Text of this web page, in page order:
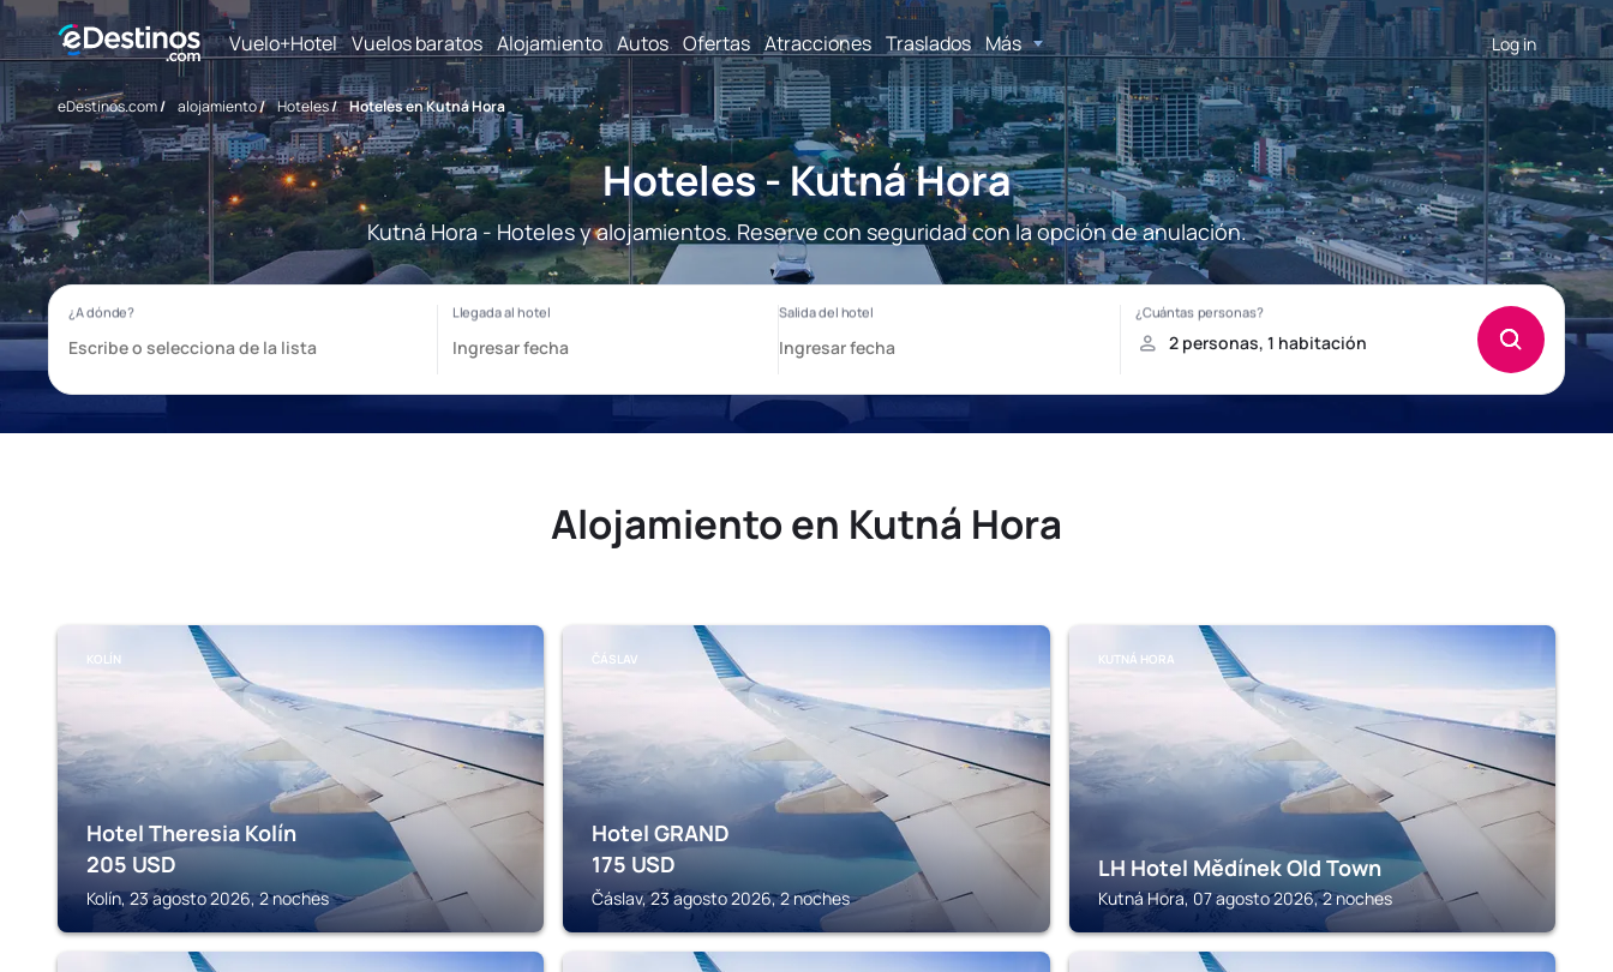
Vuelo+Hotel Vuelos baratos Alojamiento Autos Ofertas Atracciones Traslados Más Log in
eDestinos.com/ alojamiento/ Hoteles/ Hoteles en Kutná Hora
Hoteles - Kutná Hora
Kutná Hora - Hoteles y alojamientos. Reserve con seguridad con la opción de anulación.
Alojamiento en Kutná Hora
KOLÍN
Hotel Theresia Kolín
205 USD
Kolín, 23 agosto 2026, 2 noches
ČÁSLAV
Hotel GRAND
175 USD
Čáslav, 23 agosto 2026, 2 noches
KUTNÁ HORA
LH Hotel Mědínek Old Town
Kutná Hora, 07 agosto 2026, 2 noches